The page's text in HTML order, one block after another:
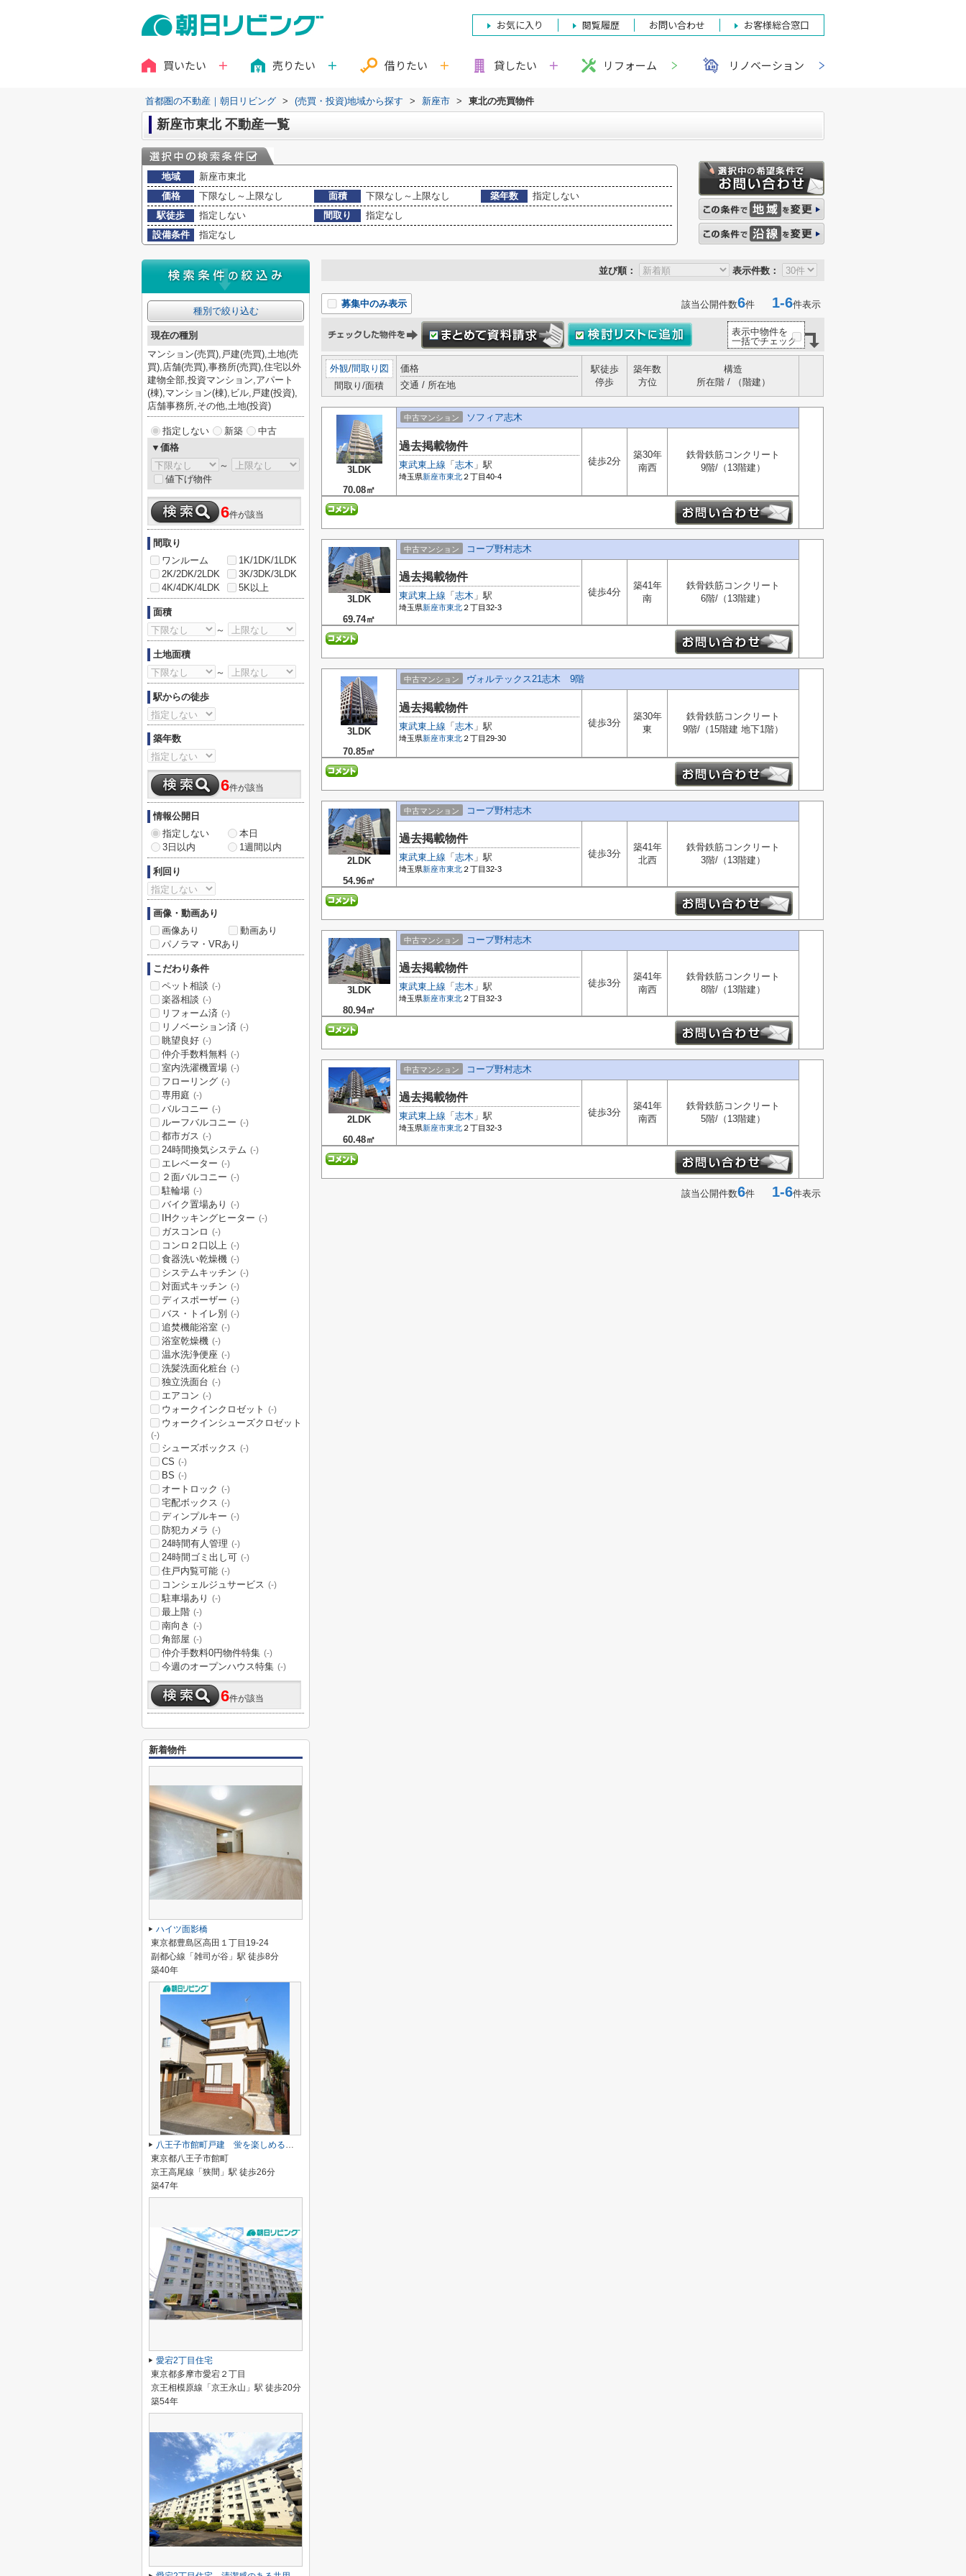
お気に入り 閲覧履歴 お問い合わせ お客様総合窓口
買いたい 売りたい 借りたい 貸したい リフォーム リノベーション
首都圏の不動産｜朝日リビング > (売買・投資)地域から探す > 新座市 > 東北の売買物件
新座市東北 不動産一覧
地域
新座市東北
価格
下限なし～上限なし 面積 下限なし～上限なし 築年数
指定しない
駅徒歩
指定しない 間取り
指定なし
設備条件
指定なし
並び順： 表示件数：
募集中のみ表示 該当公開件数6件 1-6件表示
表示中物件を
一括でチェック
外観/間取り図
間取り/面積
価格
交通 / 所在地
駅徒歩
停歩
築年数
方位
構造
所在階 / （階建）
3LDK
70.08㎡
中古マンション ソフィア志木
過去掲載物件
東武東上線 「 志木 」駅
埼玉県新座市東北 ２丁目40-4
徒歩2分
築30年
南西
鉄骨鉄筋コンクリート
9階/（13階建）
3LDK
69.74㎡
中古マンション コープ野村志木
過去掲載物件
東武東上線 「 志木 」駅
埼玉県新座市東北 ２丁目32-3
徒歩4分
築41年
南
鉄骨鉄筋コンクリート
6階/（13階建）
3LDK
70.85㎡
中古マンション ヴォルテックス21志木 9階
過去掲載物件
東武東上線 「 志木 」駅
埼玉県新座市東北 ２丁目29-30
徒歩3分
築30年
東
鉄骨鉄筋コンクリート
9階/（15階建 地下1階）
2LDK
54.96㎡
中古マンション コープ野村志木
過去掲載物件
東武東上線 「 志木 」駅
埼玉県新座市東北 ２丁目32-3
徒歩3分
築41年
北西
鉄骨鉄筋コンクリート
3階/（13階建）
3LDK
80.94㎡
中古マンション コープ野村志木
過去掲載物件
東武東上線 「 志木 」駅
埼玉県新座市東北 ２丁目32-3
徒歩3分
築41年
南西
鉄骨鉄筋コンクリート
8階/（13階建）
2LDK
60.48㎡
中古マンション コープ野村志木
過去掲載物件
東武東上線 「 志木 」駅
埼玉県新座市東北 ２丁目32-3
徒歩3分
築41年
南西
鉄骨鉄筋コンクリート
5階/（13階建）
該当公開件数6件 1-6件表示
種別で絞り込む
現在の種別
マンション(売買),戸建(売買),土地(売
買),店舗(売買),事務所(売買),住宅以外
建物全部,投資マンション,アパート
(棟),マンション(棟),ビル,戸建(投資),
店舗事務所,その他,土地(投資)
指定しない 新築
中古
▼価格
～
値下げ物件
6件が該当
間取り
ワンルーム
1K/1DK/1LDK
2K/2DK/2LDK
3K/3DK/3LDK
4K/4DK/4LDK
5K以上
面積
～
土地面積
～
駅からの徒歩
築年数
6件が該当
情報公開日
指定しない
本日
3日以内
1週間以内
利回り
画像・動画あり
画像あり
動画あり
パノラマ・VRあり
こだわり条件
ペット相談 (-)
楽器相談 (-)
リフォーム済 (-)
リノベーション済 (-)
眺望良好 (-)
仲介手数料無料 (-)
室内洗濯機置場 (-)
フローリング (-)
専用庭 (-)
バルコニー (-)
ルーフバルコニー (-)
都市ガス (-)
24時間換気システム (-)
エレベーター (-)
２面バルコニー (-)
駐輪場 (-)
バイク置場あり (-)
IHクッキングヒーター (-)
ガスコンロ (-)
コンロ２口以上 (-)
食器洗い乾燥機 (-)
システムキッチン (-)
対面式キッチン (-)
ディスポーザー (-)
バス・トイレ別 (-)
追焚機能浴室 (-)
浴室乾燥機 (-)
温水洗浄便座 (-)
洗髪洗面化粧台 (-)
独立洗面台 (-)
エアコン (-)
ウォークインクロゼット (-)
ウォークインシューズクロゼット
(-)
シューズボックス (-)
CS (-)
BS (-)
オートロック (-)
宅配ボックス (-)
ディンプルキー (-)
防犯カメラ (-)
24時間有人管理 (-)
24時間ゴミ出し可 (-)
住戸内覧可能 (-)
コンシェルジュサービス (-)
駐車場あり (-)
最上階 (-)
南向き (-)
角部屋 (-)
仲介手数料0円物件特集 (-)
今週のオープンハウス特集 (-)
6件が該当
新着物件
ハイツ面影橋
東京都豊島区高田１丁目19-24
副都心線「雑司が谷」駅 徒歩8分
築40年
八王子市館町戸建 蛍を楽しめる自然豊かな幻想的エリア！
東京都八王子市館町
京王高尾線「狭間」駅 徒歩26分
築47年
愛宕2丁目住宅
東京都多摩市愛宕２丁目
京王相模原線「京王永山」駅 徒歩20分
築54年